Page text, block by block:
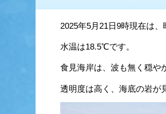
2025年5月21日9時現在は、
水温は18.5℃です。
食見海岸は、波も無く穏や
透明度は高く、海底の岩が